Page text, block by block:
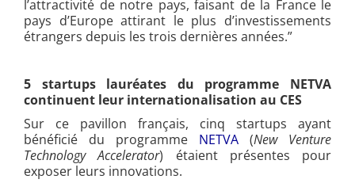
l’attractivité de notre pays, faisant de la France le
pays d’Europe attirant le plus d’investissements
étrangers depuis les trois dernières années.”
5 startups lauréates du programme NETVA
continuent leur internationalisation au CES
Sur ce pavillon français, cinq startups ayant
bénéficié du programme NETVA (New Venture
Technology Accelerator) étaient présentes pour
exposer leurs innovations.